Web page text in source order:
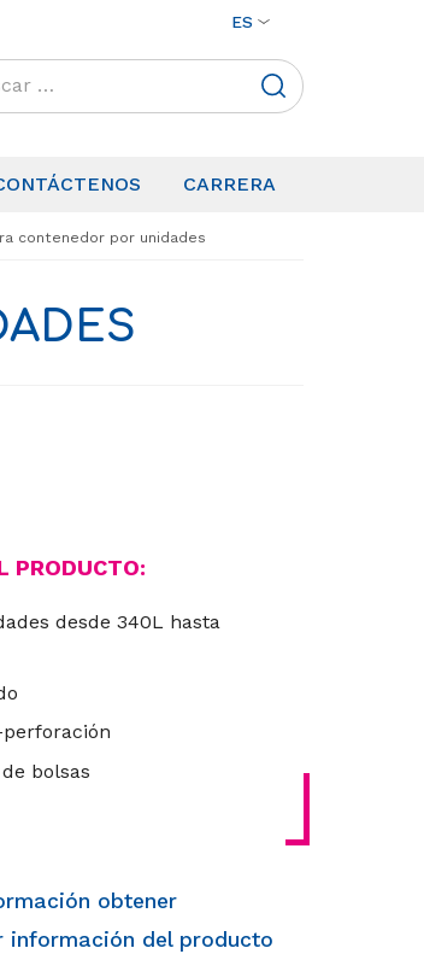
ES
CARRERA
contenedor por unidades
PRODUCTO:
desde 340L hasta
bolsas
obtener
información del producto